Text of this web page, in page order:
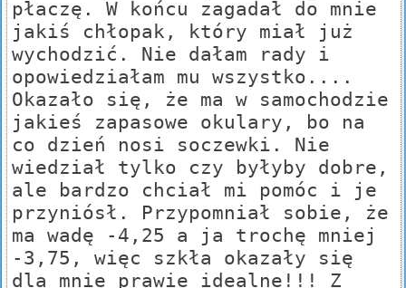
płaczę. W końcu zagadał do mnie
jakiś chłopak, który miał już
wychodzić. Nie dałam rady i
opowiedziałam mu wszystko....
Okazało się, że ma w samochodzie
jakieś zapasowe okulary, bo na
co dzień nosi soczewki. Nie
wiedział tylko czy byłyby dobre,
ale bardzo chciał mi pomóc i je
przyniósł. Przypomniał sobie, że
ma wadę -4,25 a ja trochę mniej
-3,75, więc szkła okazały się
dla mnie prawie idealne!!! Z